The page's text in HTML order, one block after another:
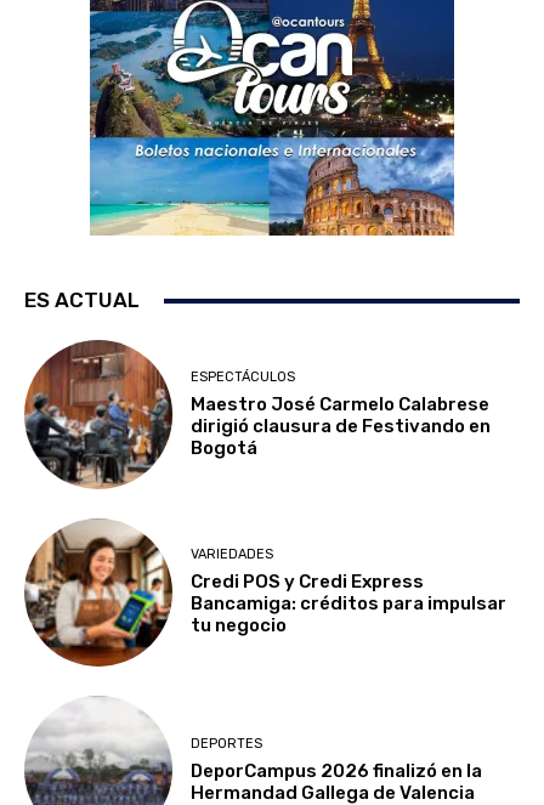
ES ACTUAL
ESPECTÁCULOS
Maestro José Carmelo Calabrese
dirigió clausura de Festivando en
Bogotá
VARIEDADES
Credi POS y Credi Express
Bancamiga: créditos para impulsar
tu negocio
DEPORTES
DeporCampus 2026 finalizó en la
Hermandad Gallega de Valencia